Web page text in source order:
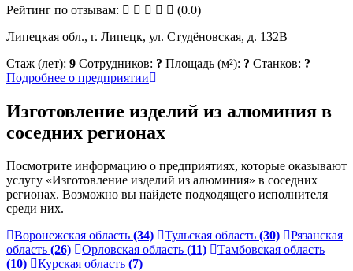
Рейтинг по отзывам:
(0.0)
Липецкая обл., г. Липецк, ул. Студёновская, д. 132В
Стаж (лет): 9 Сотрудников: ? Площадь (м²): ? Станков: ?
Подробнее о предприятии
Изготовление изделий из алюминия в
соседних регионах
Посмотрите информацию о предприятиях, которые оказывают
услугу «Изготовление изделий из алюминия» в соседних
регионах. Возможно вы найдете подходящего исполнителя
среди них.
Воронежская область (34) Тульская область (30)
Рязанская
область (26) Орловская область (11)
Тамбовская область
(10)
Курская область (7)